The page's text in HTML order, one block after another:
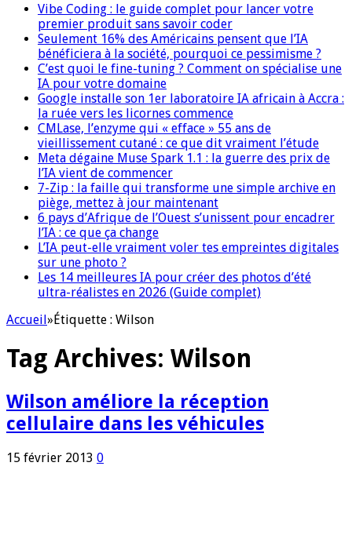
Vibe Coding : le guide complet pour lancer votre
premier produit sans savoir coder
Seulement 16% des Américains pensent que l’IA
bénéficiera à la société, pourquoi ce pessimisme ?
C’est quoi le fine-tuning ? Comment on spécialise une
IA pour votre domaine
Google installe son 1er laboratoire IA africain à Accra :
la ruée vers les licornes commence
CMLase, l’enzyme qui « efface » 55 ans de
vieillissement cutané : ce que dit vraiment l’étude
Meta dégaine Muse Spark 1.1 : la guerre des prix de
l’IA vient de commencer
7-Zip : la faille qui transforme une simple archive en
piège, mettez à jour maintenant
6 pays d’Afrique de l’Ouest s’unissent pour encadrer
l’IA : ce que ça change
L’IA peut-elle vraiment voler tes empreintes digitales
sur une photo ?
Les 14 meilleures IA pour créer des photos d’été
ultra-réalistes en 2026 (Guide complet)
Accueil»Étiquette : Wilson
Tag Archives: Wilson
Wilson améliore la réception
cellulaire dans les véhicules
15 février 2013 0